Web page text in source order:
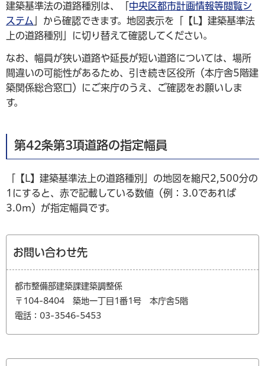
建築基準法の道路種別は、「 中央区都市計画情報等閲覧シ
ステム
」から確認できます。地図表示を「【L】建築基準法
上の道路種別」に切り替えて確認してください。
なお、幅員が狭い道路や延長が短い道路については、場所
間違いの可能性があるため、引き続き区役所（本庁舎5階建
築関係総合窓口）にご来庁のうえ、ご確認をお願いしま
す。
第42条第3項道路の指定幅員
「【L】建築基準法上の道路種別」の地図を縮尺2,500分の
1にすると、赤で記載している数値（例：3.0であれば
3.0m）が指定幅員です。
お問い合わせ先
都市整備部建築課建築調整係
〒104-8404 築地一丁目1番1号 本庁舎5階
電話：03-3546-5453